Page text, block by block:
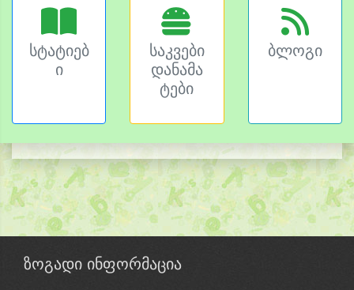
სტატიებ
ი
საკვები
დანამა
ტები
ბლოგი
ზოგადი ინფორმაცია